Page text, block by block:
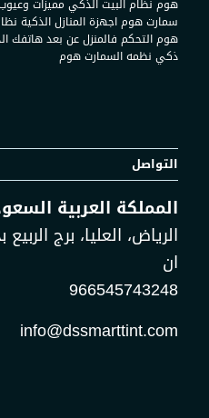
التواصل
المملكة العربية
الرياض، العليا، برج
ان
966545743248
info@dssmarttint.com